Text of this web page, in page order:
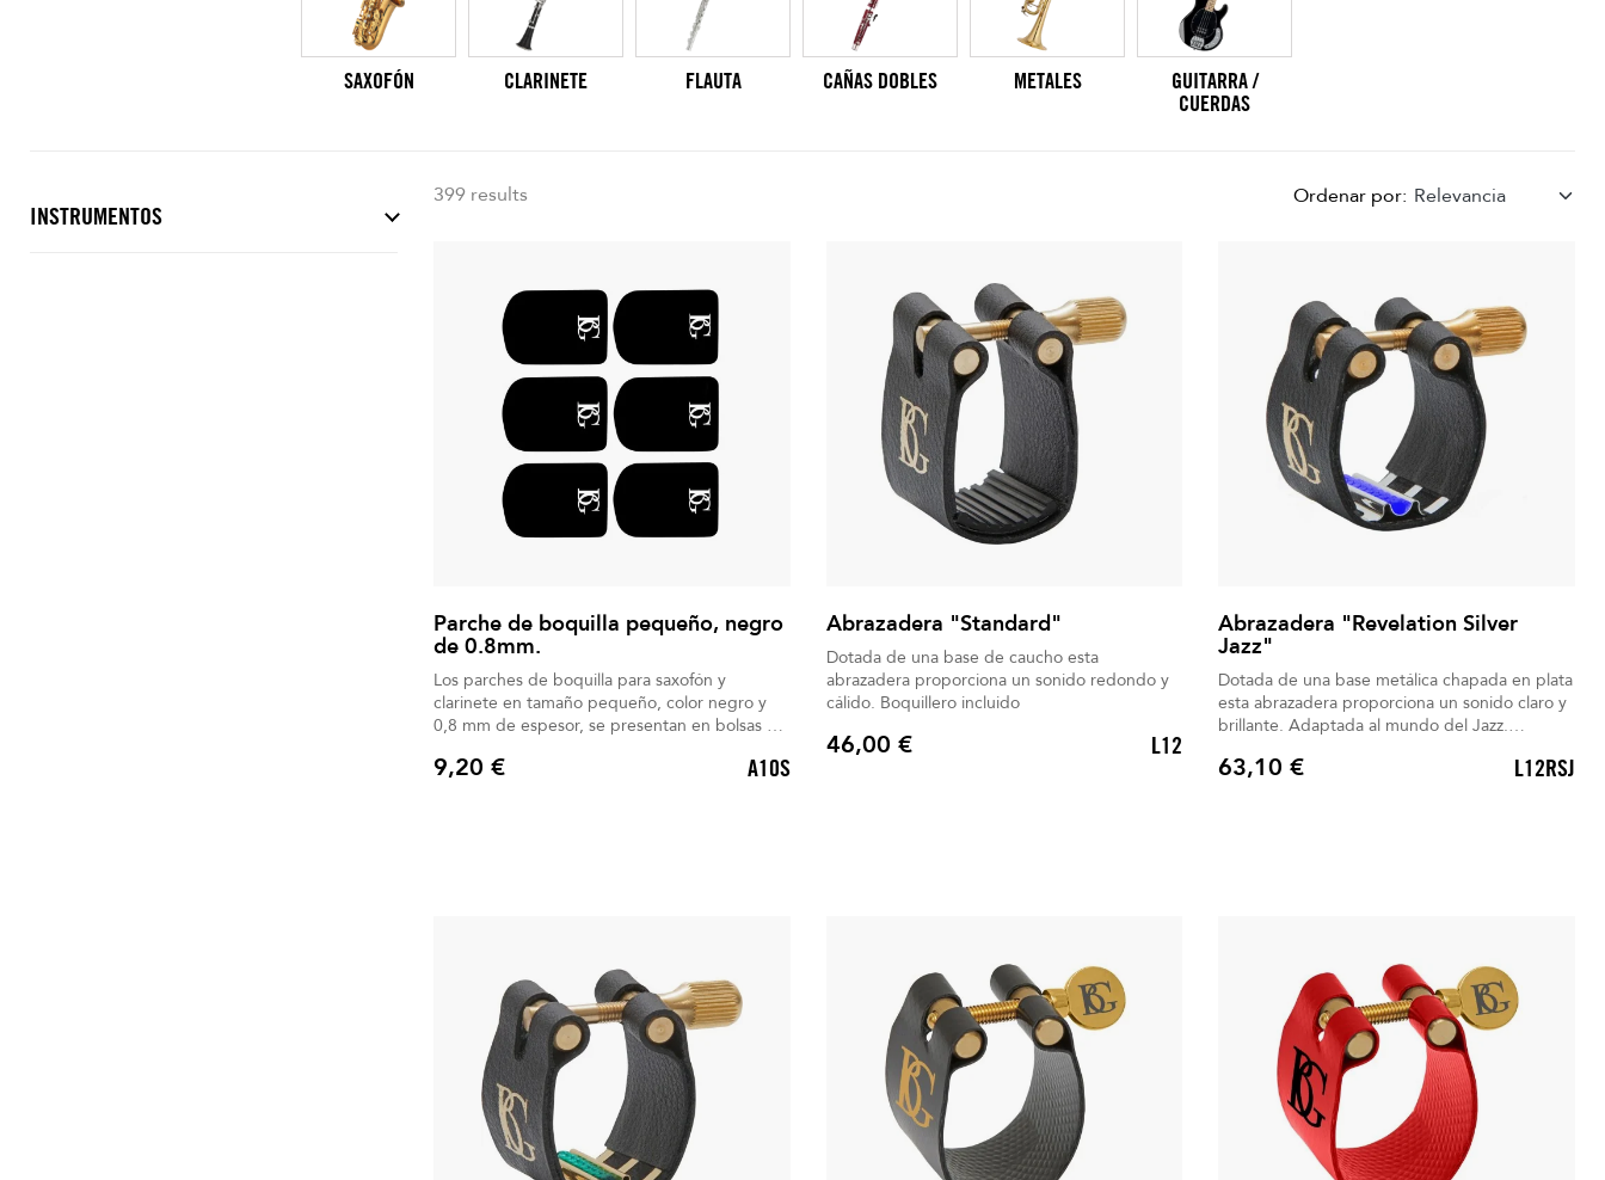
SAXOFÓN CLARINETE FLAUTA CAÑAS DOBLES METALES
GUITARRA /
CUERDAS
INSTRUMENTOS
399 results Ordenar por: Relevancia
Parche de boquilla pequeño, negro
de 0.8mm.
Los parches de boquilla para saxofón y
clarinete en tamaño pequeño, color negro y
0,8 mm de espesor, se presentan en bolsas de
Precio
9,20 € A10S
Abrazadera "Standard"
Dotada de una base de caucho esta
abrazadera proporciona un sonido redondo y
cálido. Boquillero incluido
Precio
46,00 € L12
Abrazadera "Revelation Silver
Jazz"
Dotada de una base metálica chapada en plata
esta abrazadera proporciona un sonido claro y
brillante. Adaptada al mundo del Jazz.
abrazadera BG proporciona un sonido
Precio
63,10 € L12RSJ